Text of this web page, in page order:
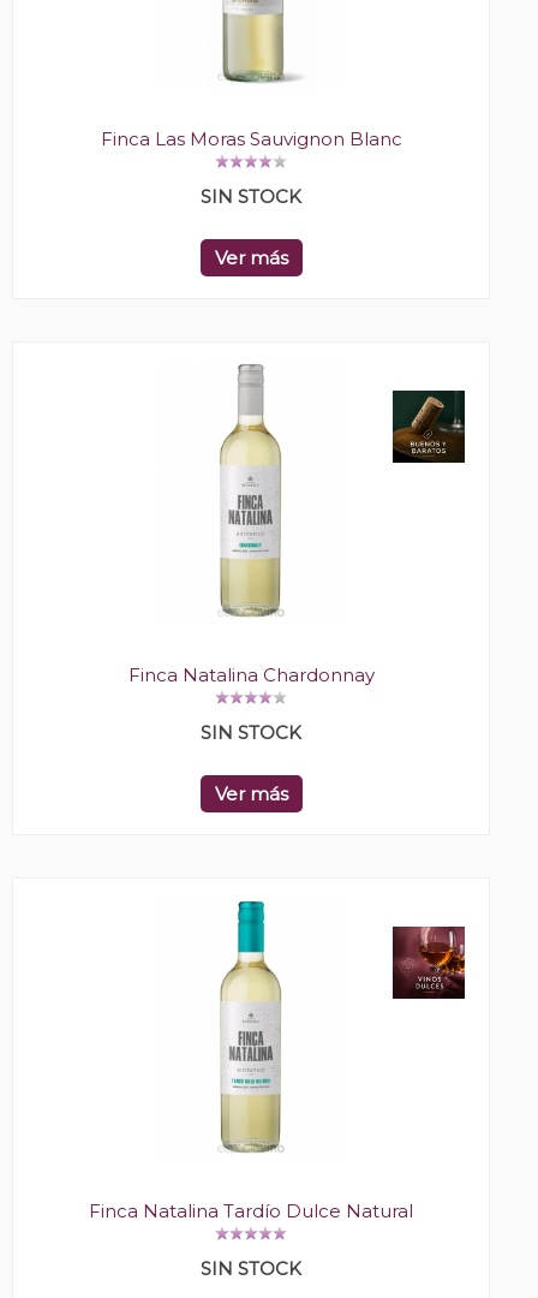
Finca Las Moras Sauvignon Blanc
SIN STOCK
Ver más
Finca Natalina Chardonnay
SIN STOCK
Ver más
Finca Natalina Tardío Dulce Natural
SIN STOCK